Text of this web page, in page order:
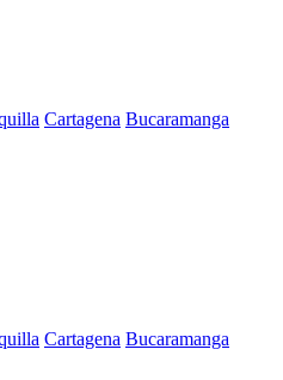
Cartagena Bucaramanga
Cartagena Bucaramanga